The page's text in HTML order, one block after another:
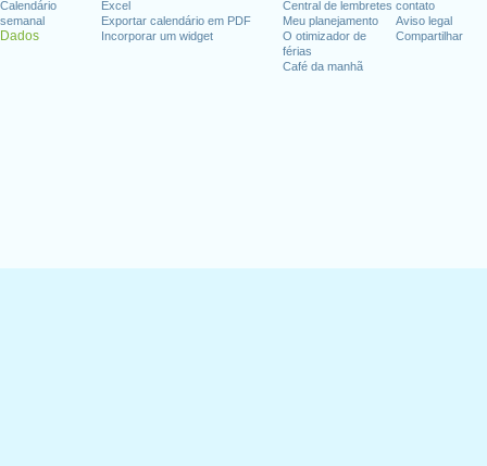
Calendário
semanal
Dados
Excel
Exportar calendário em PDF
Incorporar um widget
Central de lembretes
Meu planejamento
O otimizador de
férias
Café da manhã
contato
Aviso legal
Compartilhar